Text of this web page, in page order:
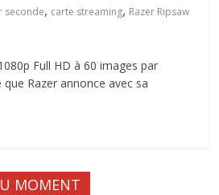
seconde, carte streaming, Razer Ripsaw
Full HD à 60 images par
que Razer annonce avec sa
MOMENT